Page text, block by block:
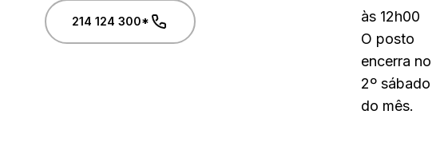
214 124 300*
às 12h00
O posto
encerra no
2º sábado
do mês.